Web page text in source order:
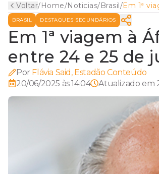
Voltar/Home/Noticias/Brasil/Em 1ª
Alckmin
entre 24
BRASIL DESTAQUES SECUNDÁRIOS
Em 1ª viagem à
entre 24 e 25 de
Por Flávia Said, Estadão Conteúdo
20/06/2025 às 14:04
Atualizado em